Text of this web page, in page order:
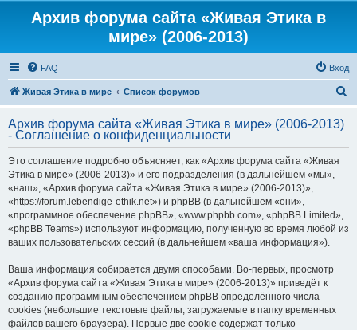
Архив форума сайта «Живая Этика в
мире» (2006-2013)
FAQ Вход
Живая Этика в мире Список форумов
с
Архив форума сайта «Живая Этика в мире» (2006-2013)
- Соглашение о конфиденциальности
Это соглашение подробно объясняет, как «Архив форума сайта «Живая
Этика в мире» (2006-2013)» и его подразделения (в дальнейшем «мы»,
«наш», «Архив форума сайта «Живая Этика в мире» (2006-2013)»,
«https://forum.lebendige-ethik.net») и phpBB (в дальнейшем «они»,
«программное обеспечение phpBB», «www.phpbb.com», «phpBB Limited»,
«phpBB Teams») используют информацию, полученную во время любой из
ваших пользовательских сессий (в дальнейшем «ваша информация»).
Ваша информация собирается двумя способами. Во-первых, просмотр
«Архив форума сайта «Живая Этика в мире» (2006-2013)» приведёт к
созданию программным обеспечением phpBB определённого числа
cookies (небольшие текстовые файлы, загружаемые в папку временных
файлов вашего браузера). Первые две cookie содержат только